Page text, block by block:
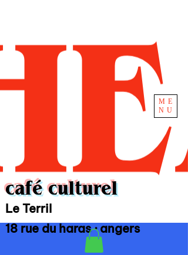
ME
NU
café culturel
Le Terril
18 rue du haras · angers